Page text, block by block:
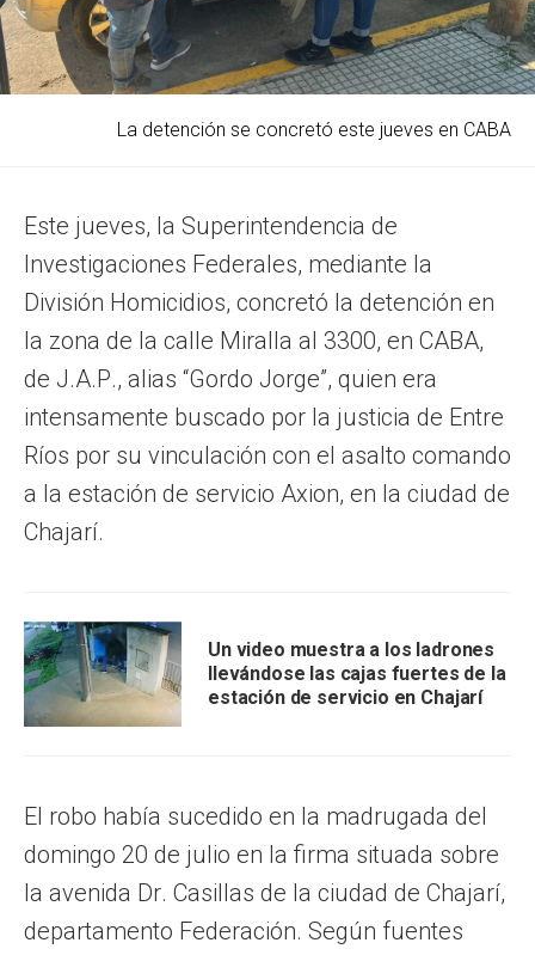
La detención se concretó este jueves en CABA
Este jueves, la Superintendencia de
Investigaciones Federales, mediante la
División Homicidios, concretó la detención en
la zona de la calle Miralla al 3300, en CABA,
de J.A.P., alias “Gordo Jorge”, quien era
intensamente buscado por la justicia de Entre
Ríos por su vinculación con el asalto comando
a la estación de servicio Axion, en la ciudad de
Chajarí.
Un video muestra a los ladrones
llevándose las cajas fuertes de la
estación de servicio en Chajarí
El robo había sucedido en la madrugada del
domingo 20 de julio en la firma situada sobre
la avenida Dr. Casillas de la ciudad de Chajarí,
departamento Federación. Según fuentes